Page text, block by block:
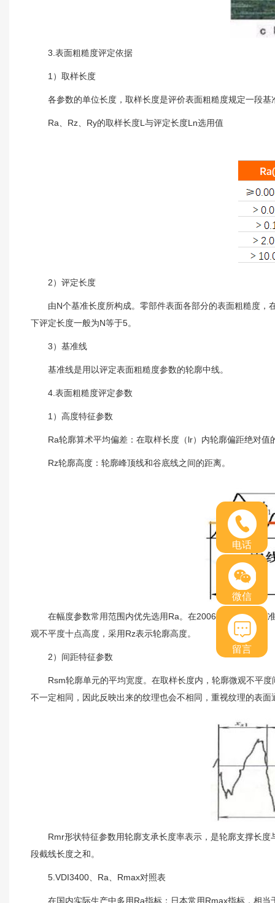
3.表面粗糙度评定依据
1）取样长度
各参数的单位长度，取样长度是评价表面粗糙度规定一段基
Ra、Rz、Ry的取样长度L与评定长度Ln选用值
2）评定长度
由N个基准长度所构成。零部件表面各部分的表面粗糙度，
下评定长度一般为N等于5。
3）基准线
基准线是用以评定表面粗糙度参数的轮廓中线。
4.表面粗糙度评定参数
1）高度特征参数
Ra轮廓算术平均偏差：在取样长度（lr）内轮廓偏距绝对值
Rz轮廓高度：轮廓峰顶线和谷底线之间的距离。
在幅度参数常用范围内优先选用Ra。在2006年以前国家标准
观不平度十点高度，采用Rz表示轮廓高度。
2）间距特征参数
Rsm轮廓单元的平均宽度。在取样长度内，轮廓微观不平度
不一定相同，因此反映出来的纹理也会不相同，重视纹理的表
Rmr形状特征参数用轮廓支承长度率表示，是轮廓支撑长度
段截线长度之和。
5.VDI3400、Ra、Rmax对照表
在国内实际生产中多用Ra指标；日本常用Rmax指标，相当
电话
微信
留言